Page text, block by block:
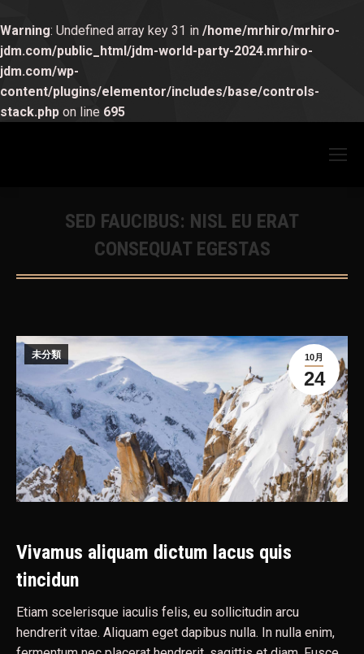
Warning: Undefined array key 31 in /home/mrhiro/mrhiro-
jdm.com/public_html/jdm-world-party-2024.mrhiro-
jdm.com/wp-
content/plugins/elementor/includes/base/controls-
stack.php on line 695
SED FAUCIBUS: NISL EU ERAT
CONSEQUAT EGESTAS
You are here:
10月
24
未分類
Vivamus aliquam dictum lacus quis
tincidun
Etiam scelerisque iaculis felis, eu sollicitudin arcu
hendrerit vitae. Aliquam eget dapibus nulla. In nulla enim,